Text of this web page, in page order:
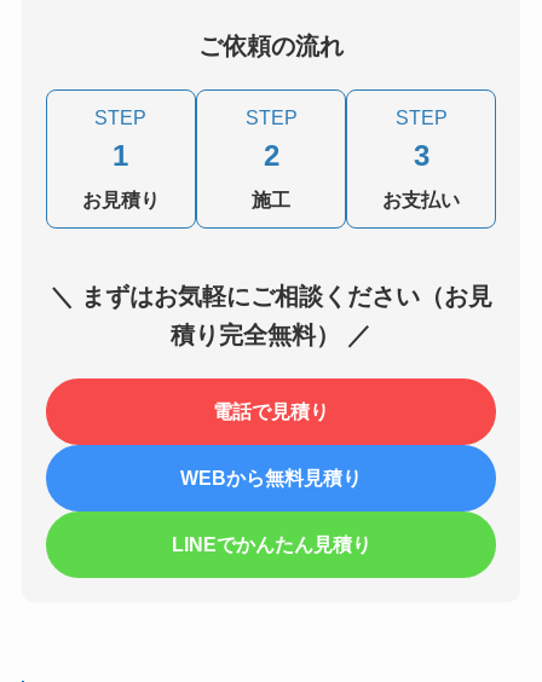
ご依頼の流れ
STEP
1
お見積り
STEP
2
施工
STEP
3
お支払い
＼ まずはお気軽にご相談ください（お見
積り完全無料） ／
電話で見積り
WEBから無料見積り
LINEでかんたん見積り